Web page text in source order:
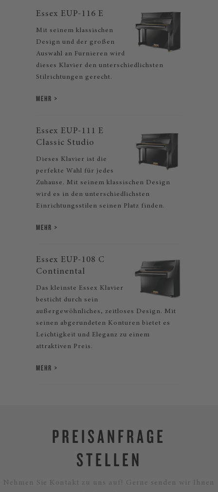
Essex EUP-116 E
Mit seinem klassischen
Design und der großen
Auswahl an Furnieren wird
dieses Klavier den unterschiedlichsten
Stilrichtungen gerecht.
MEHR
Essex EUP-111 E
Classic Studio
Dieses Klavier ist die
perfekte Wahl für jedes
Zuhause. Mit seinem klassischen Design
wird es in den unterschiedlichsten
Einrichtungsstilen seinen Platz finden.
MEHR
Essex EUP-108 C
Continental
Das kleinste Essex Klavier
besticht durch sein
außergewöhnliches, zeitloses Design. Mit
seinen abgerundeten Konturen bietet es
Leichtigkeit und Eleganz zu einem
attraktiven Preis.
MEHR
PREISANFRAGE
STELLEN
Nehmen Sie Kontakt zu uns auf! Gerne senden wir Ihnen